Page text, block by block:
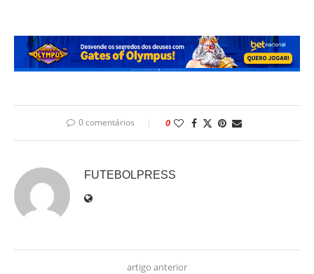
0 comentários 0
FUTEBOLPRESS
artigo anterior